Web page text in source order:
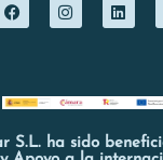
S.L. ha sido